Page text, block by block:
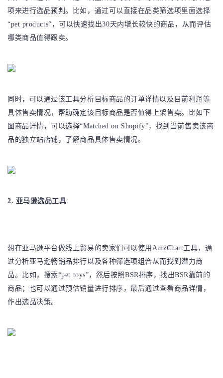
项来进行选品预判。比如，通过可以直接在品类筛选项里面选择
“pet products”，可以快速找出30天内增长较快的商品，从而评估
哪类商品值得跟卖。
同时，可以通过该工具分析目标商品的订单详情以及目前利润等
具体售卖情况，帮助确定该目标商品是否值得上架售卖。比如下
图商品详情，可以选择“Matched on Shopify”，找到当前售卖该商
品的独立站店铺，了解商品具体售卖情况。
2. 亚马逊选品工具
想在亚马逊平台做线上贸易的卖家们可以使用AmzChart工具，通
过分析亚马逊畅销品排行以及各种筛选项组合从而找到潜力商
品。比如，搜索“pet toys”，然后按照BSR排序，找出BSR靠前的
商品；也可以通过预估销量进行排序，最后通过查看商品详情，
作出选品决策。